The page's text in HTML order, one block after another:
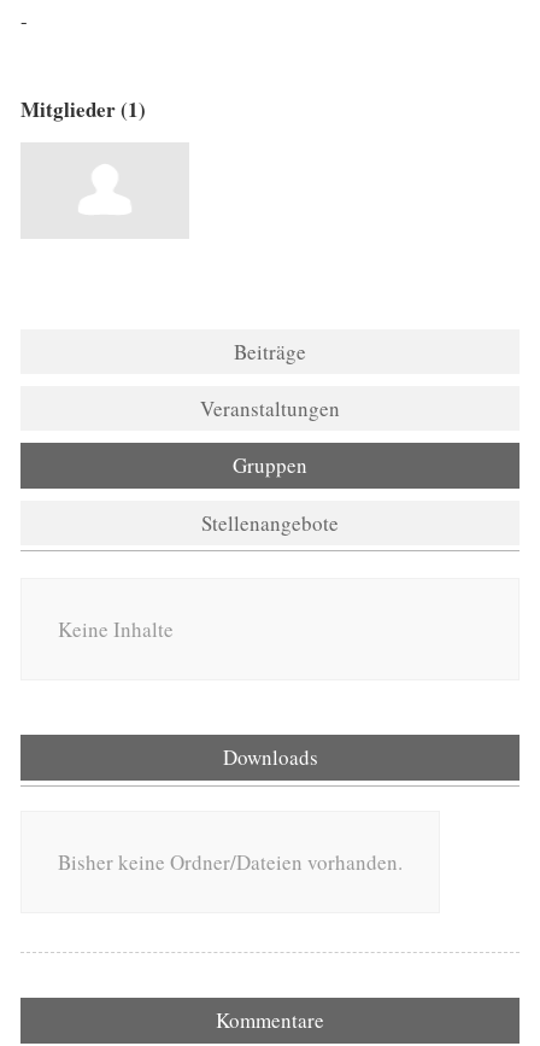
-
Mitglieder (1)
Beiträge
Veranstaltungen
Gruppen
Stellenangebote
Keine Inhalte
Downloads
Bisher keine Ordner/Dateien vorhanden.
Kommentare